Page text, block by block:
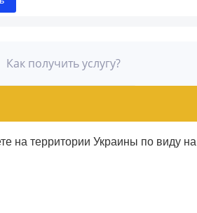
Как получить услугу?
на территории Украины по виду на